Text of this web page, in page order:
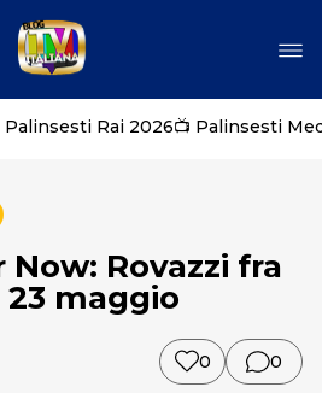
Palinsesti Rai 2026📺 Palinsesti
Rovazzi fra
maggio
0 0